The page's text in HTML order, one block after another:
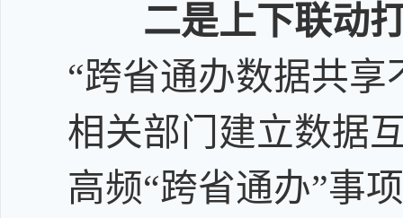
二是上下联动
“跨省通办数据共
相关部门建立数据
高频“跨省通办”事